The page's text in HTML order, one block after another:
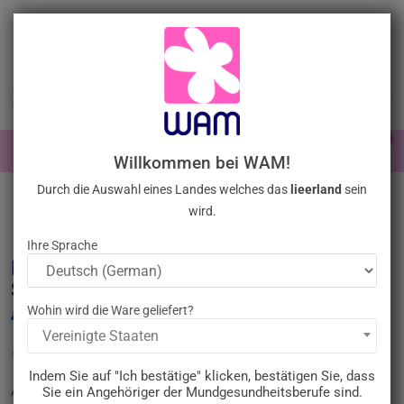
Zum
Startseite
- HD-7L Handpiece SATELEC® compatible
DTE WOODPECKER - HD-7L Handpiece
SATELEC® compatible
130,00 €
Artikel-Nr. :WPHD7L
Willkommen bei WAM!
Durch die Auswahl eines Landes welches das lieerland sein
wird.
Ihre Sprache
Wohin wird die Ware geliefert?
Vereinigte Staaten
Indem Sie auf "Ich bestätige" klicken, bestätigen Sie, dass
Sie ein Angehöriger der Mundgesundheitsberufe sind.